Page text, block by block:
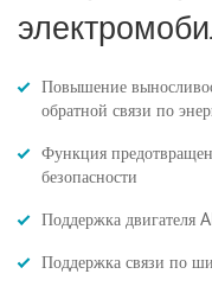
Повышение
обратной связи по
Функция
безопасности
Поддержка двигателя
Поддержка связи по